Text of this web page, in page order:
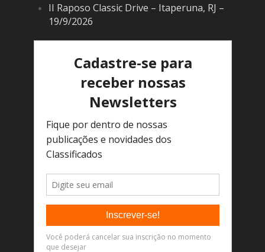
II Raposo Classic Drive – Itaperuna, RJ –
19/9/2026